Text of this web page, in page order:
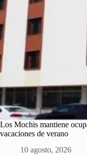
Los Mochis mantiene
vacaciones de verano
10 agosto, 2026